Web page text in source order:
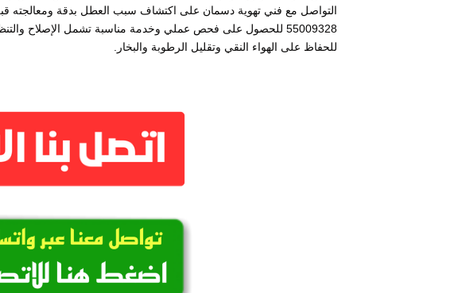
التواصل مع فني تهوية دسمان على اكتشاف سبب العطل بدقة ومعالجته
55009328 للحصول على فحص عملي وخدمة مناسبة تشمل الإصلاح
للحفاظ على الهواء النقي وتقليل الرطوبة والبخار.